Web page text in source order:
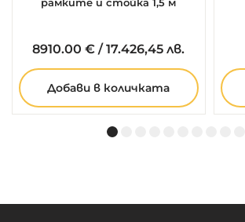
8910.00 € /17.426,45 лв.
Добави в количката